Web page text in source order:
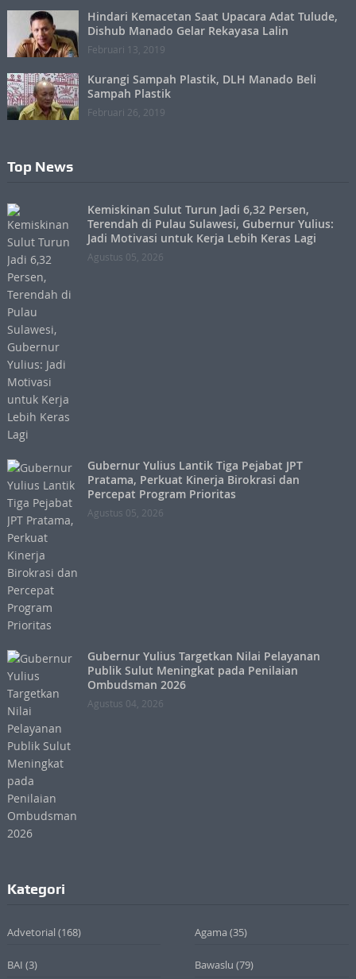
Hindari Kemacetan Saat Upacara Adat Tulude,
Dishub Manado Gelar Rekayasa Lalin
Februari 13, 2019
Kurangi Sampah Plastik, DLH Manado Beli
Sampah Plastik
Februari 26, 2019
Top News
Kemiskinan Sulut Turun Jadi 6,32 Persen,
Terendah di Pulau Sulawesi, Gubernur Yulius:
Jadi Motivasi untuk Kerja Lebih Keras Lagi
Agustus 05, 2026
Gubernur Yulius Lantik Tiga Pejabat JPT
Pratama, Perkuat Kinerja Birokrasi dan
Percepat Program Prioritas
Agustus 05, 2026
Gubernur Yulius Targetkan Nilai Pelayanan
Publik Sulut Meningkat pada Penilaian
Ombudsman 2026
Agustus 04, 2026
Kategori
Advetorial (168) Agama (35)
BAI (3) Bawaslu (79)